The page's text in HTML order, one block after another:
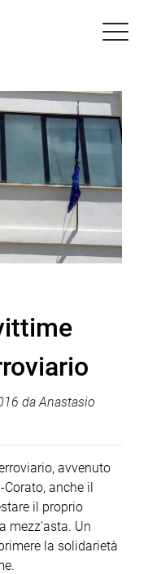

daAnastasio
avvenuto
anche il
il proprio
mezz’asta. Un
la solidarietà